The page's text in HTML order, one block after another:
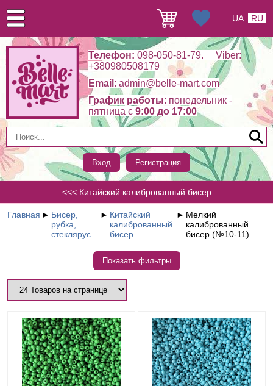
Телефон: 098-050-81-79. Viber:
+380980508179
Email : admin@belle-mart.com
График работы: понедельник -
пятница c 9:00 до 17:00
Вход Регистрация
UA RU
<<< Китайский калиброванный бисер
Главная ► Бисер,
рубка,
стеклярус
► Китайский
калиброванный
бисер
► Мелкий
калиброванный
бисер (№10-11)
Показать фильтры